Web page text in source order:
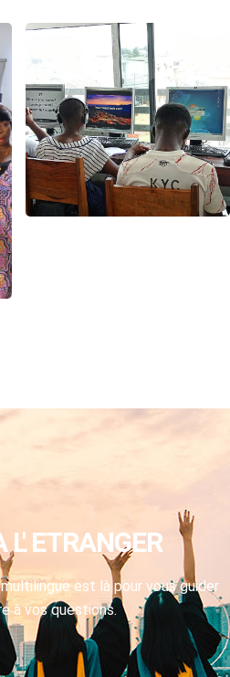
L' ETRANGER
est là pour vous guider
à vos questions.